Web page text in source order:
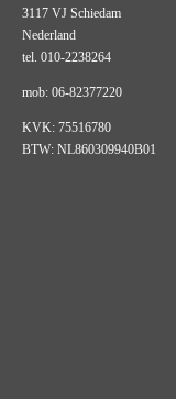
3117 VJ Schiedam
Nederland
tel. 010-2238264
mob: 06-82377220
KVK: 75516780
BTW: NL860309940B01